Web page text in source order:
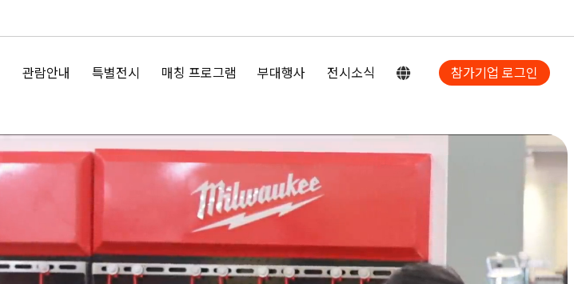
관람안내 특별전시 매칭 프로그램 부대행사 전시소식 참가기업 로그인